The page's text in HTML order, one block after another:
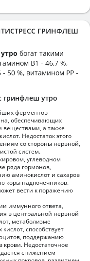
ГРИНФЛЕШ
богат такими
B1 - 46,7 %,
50 %, витамином PP -
гринфлеш утро
ферментов
обеспечивающих
веществами, а также
Недостаток этого
со стороны нервной,
систем.
углеводном
ряда гормонов,
аминокислот и сахаров
коры надпочечников.
вести к поражению
иммунного ответа,
в центральной нервной
метаболизме
способствует
поддержанию
крови. Недостаточное
снижением